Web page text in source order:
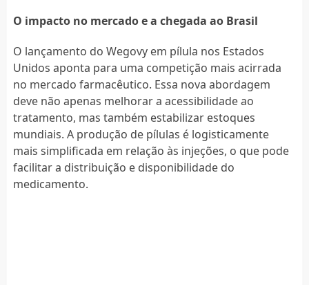
O impacto no mercado e a chegada ao Brasil
O lançamento do Wegovy em pílula nos Estados
Unidos aponta para uma competição mais acirrada
no mercado farmacêutico. Essa nova abordagem
deve não apenas melhorar a acessibilidade ao
tratamento, mas também estabilizar estoques
mundiais. A produção de pílulas é logisticamente
mais simplificada em relação às injeções, o que pode
facilitar a distribuição e disponibilidade do
medicamento.